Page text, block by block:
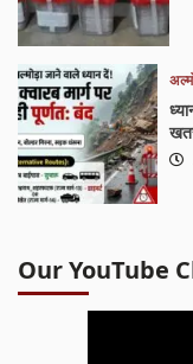
Our YouTube